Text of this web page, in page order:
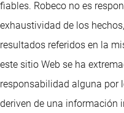
fiables. Robeco no es
exhaustividad de los
resultados referidos en la
este sitio Web se ha
responsabilidad alguna por
deriven de una información